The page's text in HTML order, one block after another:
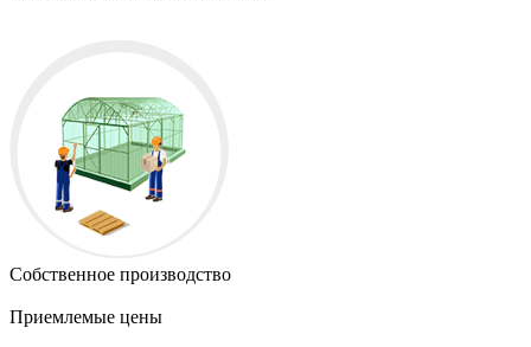
Собственное производство
Приемлемые цены